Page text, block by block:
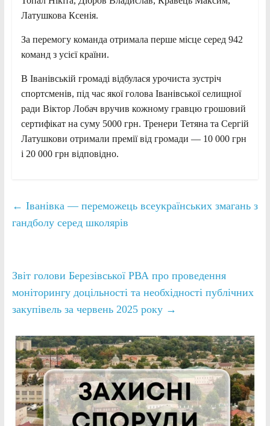
Латушкова Ксенія.
За перемогу команда отримала перше місце серед 942
команд з усієї країни.
В Іванівській громаді відбулася урочиста зустріч
спортсменів, під час якої голова Іванівської селищної
ради Віктор Лобач вручив кожному гравцю грошовий
сертифікат на суму 5000 грн. Тренери Тетяна та Сергій
Латушкови отримали премії від громади — 10 000 грн
і 20 000 грн відповідно.
← Іванівка — переможець всеукраїнських змагань з
гандболу серед школярів
Звіт голови Березівської РВА про проведення
моніторингу доцільності та необхідності публічних
закупівель за червень 2025 року →